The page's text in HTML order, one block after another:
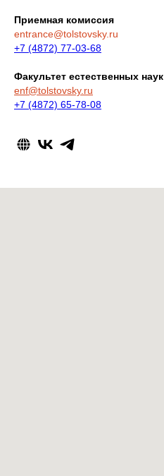
Приемная комиссия
entrance@tolstovsky.ru
+7 (4872) 77-03-68
Факультет естественных наук
enf@tolstovsky.ru
+7 (4872) 65-78-08